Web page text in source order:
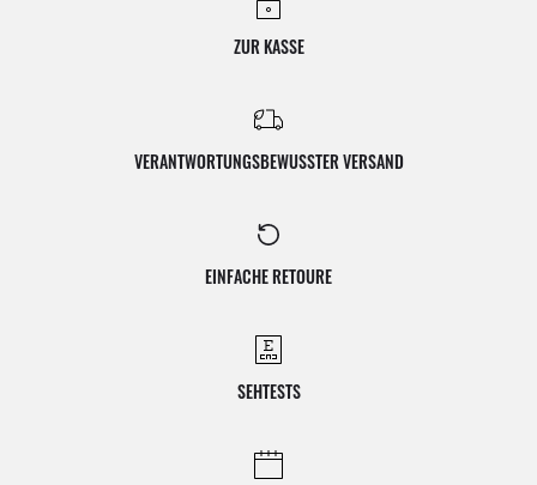
ZUR KASSE
VERANTWORTUNGSBEWUSSTER VERSAND
EINFACHE RETOURE
SEHTESTS